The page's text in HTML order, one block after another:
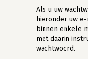
Als u uw
hieronder uw
binnen enkele
met daarin
wachtwoord.